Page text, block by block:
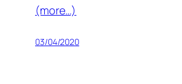
(more…)
03/04/2020